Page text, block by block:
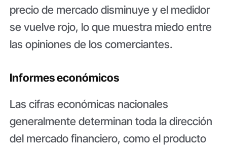
precio de mercado disminuye y el medidor
se vuelve rojo, lo que muestra miedo entre
las opiniones de los comerciantes.
Informes económicos
Las cifras económicas nacionales
generalmente determinan toda la dirección
del mercado financiero, como el producto